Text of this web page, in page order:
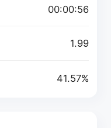
00:00:56
1.99
41.57%